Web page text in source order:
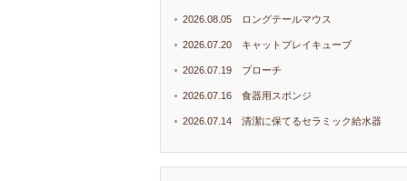
2026.08.05 ロングテールマウス
2026.07.20 キャットプレイキューブ
2026.07.19 ブローチ
2026.07.16 食器用スポンジ
2026.07.14 清潔に保てるセラミック給水器